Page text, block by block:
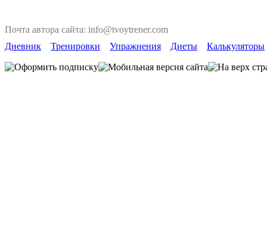
Почта автора сайта: info@tvoytrener.com
Дневник
Тренировки Упражнения Диеты Калькуляторы